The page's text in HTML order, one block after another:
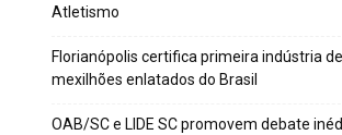
Atletismo
Florianópolis certifica primeira indústria
mexilhões enlatados do Brasil
OAB/SC e LIDE SC promovem debate